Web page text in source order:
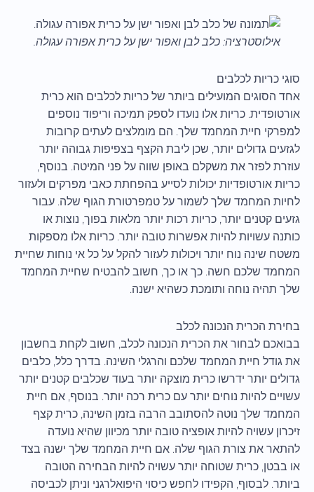
אילוסטרציה: כלב לבן ואפור ישן על כרית אפורה עגולה.
סוגי כריות לכלבים
אחד הסוגים המועילים ביותר של כריות לכלבים הוא כרית
אורטופדית. כריות אלו נועדו לספק תמיכה וריפוד נוספים
למפרקי חיית המחמד שלך. הם מומלצים לעתים קרובות
לגזעים גדולים יותר, שכן ליבת הקצף בצפיפות גבוהה יותר
עוזרת לפזר את משקלם באופן שווה על פני המיטה. בנוסף,
כריות אורטופדיות יכולות לסייע בהפחתת כאבי מפרקים ולעזור
לחיות המחמד שלך לשמור על טמפרטורת הגוף שלה. עבור
גזעים קטנים יותר, כריות רכות יותר מלאות בפוך, נוצות או
כותנה עשויות להיות אפשרות טובה יותר. כריות אלו מספקות
משטח שינה נוח יותר ויכולות לעזור להקל על כל אי נוחות שחיית
המחמד שלכם חשה. כך או כך, חשוב להבטיח שחיית המחמד
שלך תהיה נוחה ותומכת כשהיא ישנה.
בחירת הכרית הנכונה לכלב
בבואכם לבחור את הכרית הנכונה לכלב, חשוב לקחת בחשבון
את גודל חיית המחמד שלכם והרגלי השינה. בדרך כלל, כלבים
גדולים יותר ידרשו כרית מוצקה יותר בעוד שכלבים קטנים יותר
עשויים להיות נוחים יותר עם כרית רכה יותר. בנוסף, אם חיית
המחמד שלך נוטה להסתובב הרבה בזמן השינה, כרית קצף
זיכרון עשויה להיות אופציה טובה יותר מכיוון שהיא נועדה
להתאר את צורת הגוף שלה. אם חיית המחמד שלך ישנה בצד
או בבטן, כרית שטוחה יותר עשויה להיות הבחירה הטובה
ביותר. לבסוף, הקפידו לחפש כיסוי היפואלרגני וניתן לכביסה